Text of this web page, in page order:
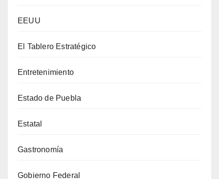
EEUU
El Tablero Estratégico
Entretenimiento
Estado de Puebla
Estatal
Gastronomía
Gobierno Federal